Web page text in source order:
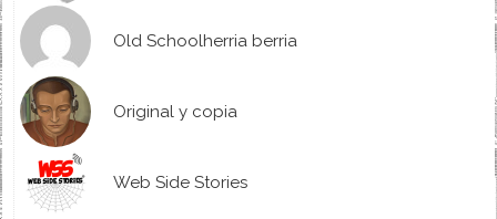
Old Schoolherria berria
Original y copia
Web Side Stories